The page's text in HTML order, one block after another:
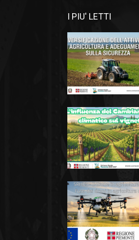
I PIU' LETTI